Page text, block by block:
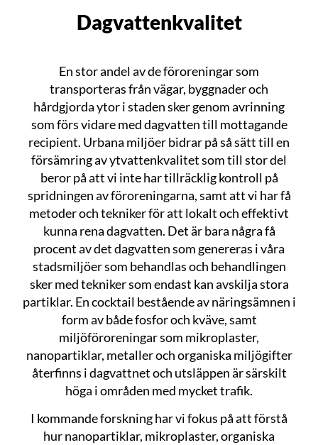
Dagvattenkvalitet
En stor andel av de föroreningar som
transporteras från vägar, byggnader och
hårdgjorda ytor i staden sker genom avrinning
som förs vidare med dagvatten till mottagande
recipient. Urbana miljöer bidrar på så sätt till en
försämring av ytvattenkvalitet som till stor del
beror på att vi inte har tillräcklig kontroll på
spridningen av föroreningarna, samt att vi har få
metoder och tekniker för att lokalt och effektivt
kunna rena dagvatten. Det är bara några få
procent av det dagvatten som genereras i våra
stadsmiljöer som behandlas och behandlingen
sker med tekniker som endast kan avskilja stora
partiklar. En cocktail bestående av näringsämnen i
form av både fosfor och kväve, samt
miljöföroreningar som mikroplaster,
nanopartiklar, metaller och organiska miljögifter
återfinns i dagvattnet och utsläppen är särskilt
höga i områden med mycket trafik.
I kommande forskning har vi fokus på att förstå
hur nanopartiklar, mikroplaster, organiska